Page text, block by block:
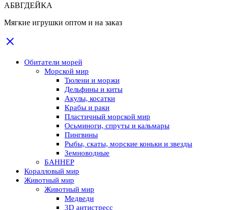
АБВГДЕЙКА
Мягкие игрушки оптом и на заказ
Обитатели морей
Морской мир
Тюлени и моржи
Дельфины и киты
Акулы, косатки
Крабы и раки
Пластичный морской мир
Осьминоги, спруты и кальмары
Пингвины
Рыбы, скаты, морские коньки и звезды
Земноводные
БАННЕР
Коралловый мир
Животный мир
Животный мир
Медведи
3D антистресс